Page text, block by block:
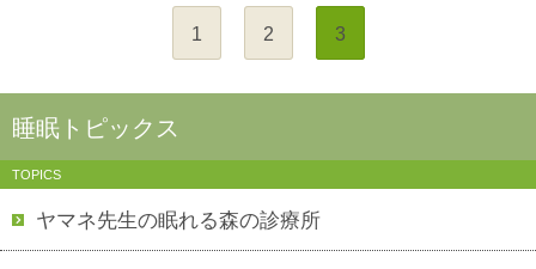
1 2 3
睡眠トピックス
TOPICS
ヤマネ先生の眠れる森の診療所